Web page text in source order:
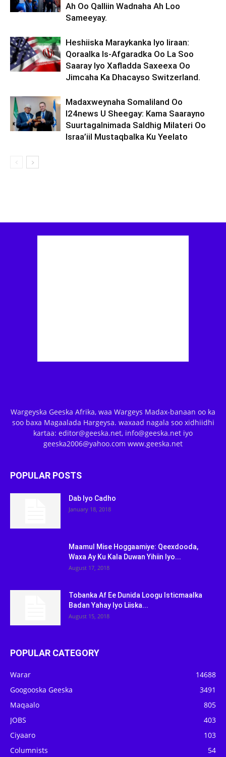
Ah Oo Qalliin Wadnaha Ah Loo
Sameeyay.
Heshiiska Maraykanka Iyo Iiraan:
Qoraalka Is-Afgaradka Oo La Soo
Saaray Iyo Xafladda Saxeexa Oo
Jimcaha Ka Dhacayso Switzerland.
Madaxweynaha Somaliland Oo
I24news U Sheegay: Kama Saarayno
Suurtagalnimada Saldhig Milateri Oo
Israa’iil Mustaqbalka Ku Yeelato
Wargeyska Geeska Afrika, waa Wargeys Madax-banaan oo ka
soo baxa Magaalada Hargeysa. waxaad nagala soo xidhiidhi
kartaa: editor@geeska.net, info@geeska.net iyo
geeska2006@yahoo.com www.geeska.net
POPULAR POSTS
Dab Iyo Cadho
January 18, 2018
Maamul Mise Hoggaamiye: Qeexdooda,
Waxa Ay Ku Kala Duwan Yihiin Iyo...
August 17, 2018
Tobanka Af Ee Dunida Loogu Isticmaalka
Badan Yahay Iyo Liiska...
August 15, 2018
POPULAR CATEGORY
Warar
14688
Googooska Geeska
3491
Maqaalo
805
JOBS
403
Ciyaaro
103
Columnists
54